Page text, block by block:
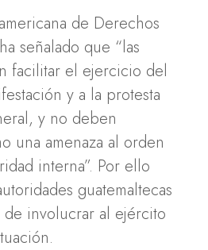
de Derechos
señalado que “las
facilitar el ejercicio del
y a la protesta
y no deben
una amenaza al orden
interna”. Por ello
guatemaltecas
de involucrar al ejército